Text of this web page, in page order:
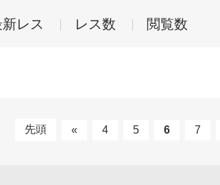
レス レス数 閲覧数
先頭 « 4 5 6 7